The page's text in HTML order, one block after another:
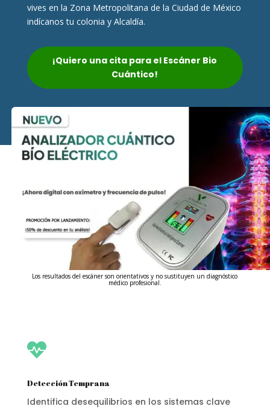
vives en la Zona Metropolitana de la Ciudad de México
indícanos tu colonia y Alcaldía.
¡Quiero una cita para el Escáner Bio
Cuántico!
Los resultados del escáner son orientativos y no sustituyen un diagnóstico
médico profesional.

Detección Temprana
Identifica desequilibrios en los sistemas clave